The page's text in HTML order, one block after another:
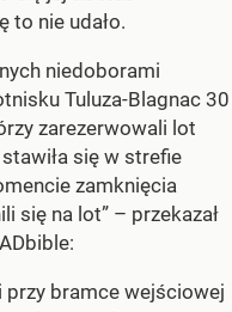
to nie udało.
niedoborami
Tuluza-Blagnac 30
zarezerwowali lot
się w strefie
zamknięcia
się na lot” – przekazał
przy bramce wejściowej